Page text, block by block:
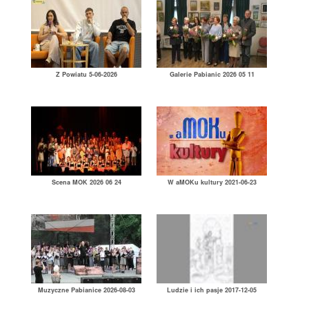
Z Powiatu 5-06-2026 Galerie Pabianic 2026 05 11
Scena MOK 2026 06 24 W aMOKu kultury 2021-06-23
Muzyczne Pabianice 2026-08-03 Ludzie i ich pasje 2017-12-05